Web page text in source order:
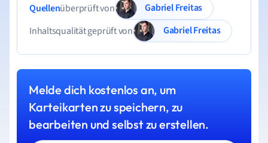
Quellenüberprüft von
Gabriel Freitas
Inhaltsqualität geprüft von
Gabriel Freitas
Melde dich kostenlos an, um
Karteikarten zu speichern, zu
bearbeiten und selbst zu erstellen.